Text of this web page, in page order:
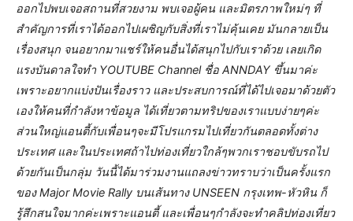
ออกไปพบเจอสถานที่สวยงาม พบเจอผู้คน และมิตรภาพใหม่ๆ ที่
สำคัญการที่เราได้ออกไปเผชิญกับสิ่งที่เราไม่คุ้นเคย มันกลายเป็น
เรื่องสนุก จนอยากมาแชร์ให้คนอื่นได้สนุกไปกับเราด้วย เลยเกิด
แรงบันดาลใจทำ YOUTUBE Channel ชื่อ ANNDAY ขึ้นมาค่ะ
เพราะอยากแบ่งปันเรื่องราว และประสบการณ์ที่ได้ไปเจอมาด้วยตัว
เองให้คนที่กำลังหาข้อมูล ได้เที่ยวตามทริปของเราแบบง่ายๆค่ะ
ส่วนใหญ่แอนตี้กับเพื่อนๆจะมีโปรแกรมไปเที่ยวกันตลอดทั้งต่าง
ประเทศ และในประเทศถ้าไปท่องเที่ยวใกล้ๆพวกเราชอบขับรถไป
ด้วยกันเป็นกลุ่ม วันนี้ได้มาร่วมงานแถลงข่าวทราบว่าเป็นครั้งแรก
ของ Major Movie Rally บนเส้นทาง UNSEEN กรุงเทพ-หัวหิน ก็
รู้สึกสนใจมากค่ะเพราะแอนตี้ และเพื่อนๆกำลังจะทำคลิปท่องเที่ยว